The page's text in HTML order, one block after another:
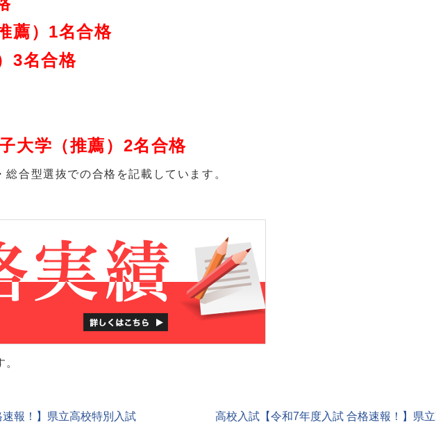
薦）1名合格
3名合格
大学（推薦）2名合格
合型選抜での合格を記載しています。
報！】県立高校特別入試 高校入試【令和7年度入試 合格速報！】県